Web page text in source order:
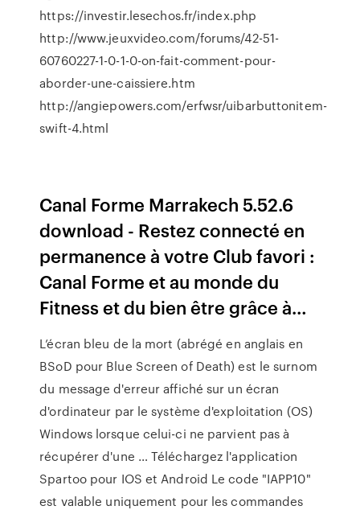
https://investir.lesechos.fr/index.php
http://www.jeuxvideo.com/forums/42-51-
60760227-1-0-1-0-on-fait-comment-pour-
aborder-une-caissiere.htm
http://angiepowers.com/erfwsr/uibarbuttonitem-
swift-4.html
Canal Forme Marrakech 5.52.6
download - Restez connecté en
permanence à votre Club favori :
Canal Forme et au monde du
Fitness et du bien être grâce à…
L’écran bleu de la mort (abrégé en anglais en
BSoD pour Blue Screen of Death) est le surnom
du message d'erreur affiché sur un écran
d'ordinateur par le système d'exploitation (OS)
Windows lorsque celui-ci ne parvient pas à
récupérer d'une …Téléchargez l'application
Spartoo pour IOS et Android Le code "IAPP10"
est valable uniquement pour les commandes